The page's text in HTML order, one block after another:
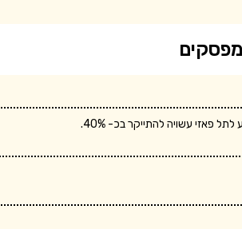
עשויה להתייקר בכ- 40%.